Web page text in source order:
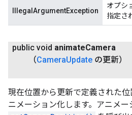
IllegalArgumentException
オプシ
指定さ
public void animateCamera
（CameraUpdate の更新）
現在位置から更新で定義された
ニメーション化します。アニメー